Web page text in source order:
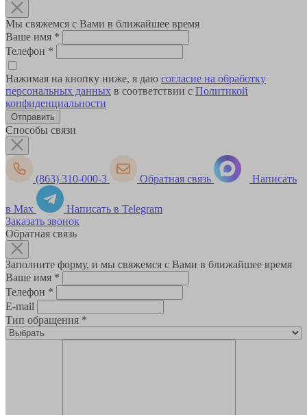
Мы свяжемся с Вами в ближайшее время
Ваше имя *
Телефон *
Нажимая на кнопку ниже, я даю согласие на обработку
персональных данных в соответствии с Политикой
конфиденциальности
Способы связи
(863) 310-000-3 Обратная связь Написать
в Max
Написать в Telegram
Заказать звонок
Обратная связь
Заполните форму, и мы свяжемся с Вами в ближайшее время
Ваше имя *
Телефон *
E-mail
Тип обращения *